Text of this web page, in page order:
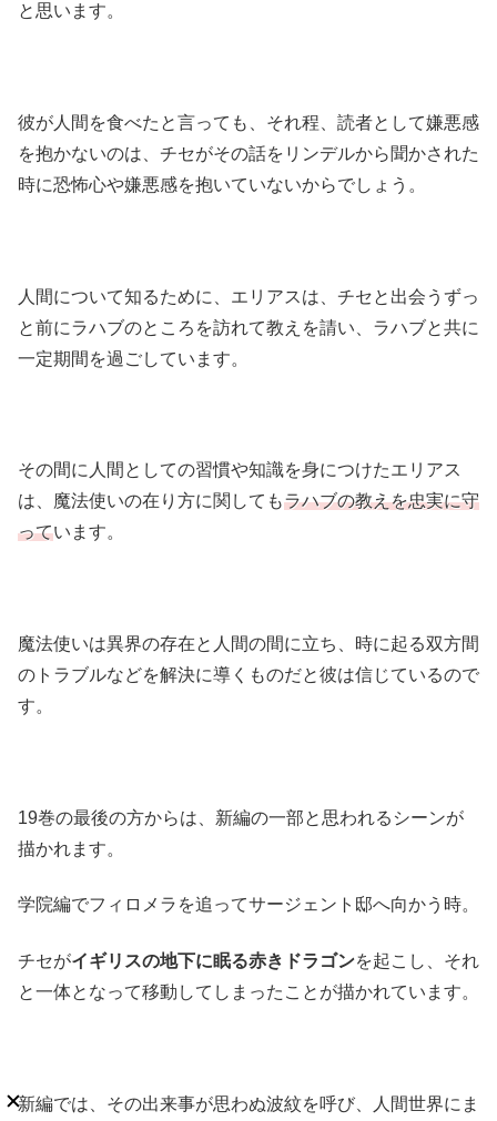
と思います。
彼が人間を食べたと言っても、それ程、読者として嫌悪感
を抱かないのは、チセがその話をリンデルから聞かされた
時に恐怖心や嫌悪感を抱いていないからでしょう。
人間について知るために、エリアスは、チセと出会うずっ
と前にラハブのところを訪れて教えを請い、ラハブと共に
一定期間を過ごしています。
その間に人間としての習慣や知識を身につけたエリアス
は、魔法使いの在り方に関してもラハブの教えを忠実に守
っています。
魔法使いは異界の存在と人間の間に立ち、時に起る双方間
のトラブルなどを解決に導くものだと彼は信じているので
す。
19巻の最後の方からは、新編の一部と思われるシーンが
描かれます。
学院編でフィロメラを追ってサージェント邸へ向かう時。
チセがイギリスの地下に眠る赤きドラゴンを起こし、それ
と一体となって移動してしまったことが描かれています。
新編では、その出来事が思わぬ波紋を呼び、人間世界にま